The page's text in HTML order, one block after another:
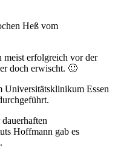
Heß vom
meist erfolgreich vor der
doch erwischt. 🙂
Universitätsklinikum Essen
Hoffmann gab es